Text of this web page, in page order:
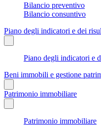
Bilancio preventivo
Bilancio consuntivo
Piano degli indicatori e dei
Piano degli indicatori e
Beni immobili e gestione
Patrimonio immobiliare
Patrimonio immobiliare